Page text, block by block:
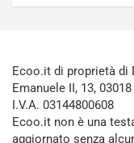
Ecoo.it di proprietà di
Emanuele II, 13,
I.V.A. 03144800608
Ecoo.it non è una
aggiornato senza